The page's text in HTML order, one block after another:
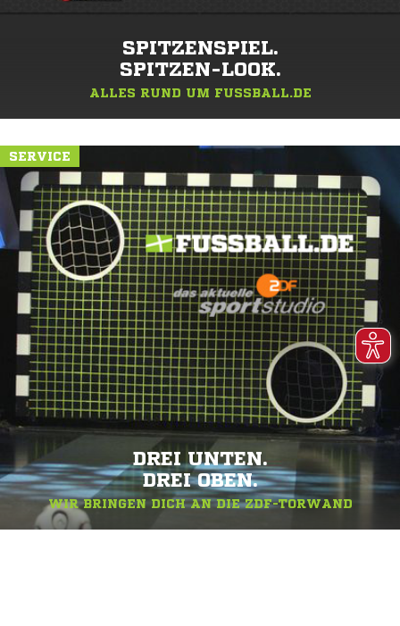
SPITZENSPIEL.
SPITZEN-LOOK.
ALLES RUND UM FUSSBALL.DE
SERVICE
DREI UNTEN.
DREI OBEN.
WIR BRINGEN DICH AN DIE ZDF-TORWAND